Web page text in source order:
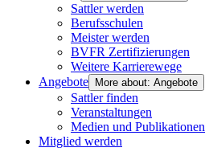
Sattler werden
Berufsschulen
Meister werden
BVFR Zertifizierungen
Weitere Karrierewege
Angebote More about: Angebote
Sattler finden
Veranstaltungen
Medien und Publikationen
Mitglied werden